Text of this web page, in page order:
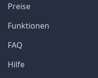
Preise
Funktionen
FAQ
Hilfe